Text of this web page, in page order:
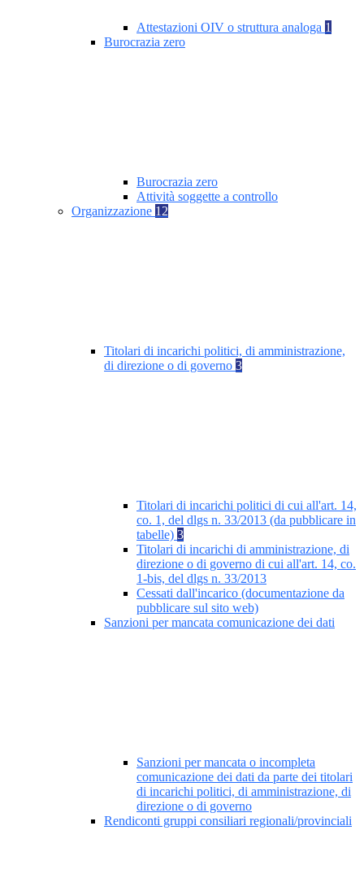
Attestazioni OIV o struttura analoga 1
Burocrazia zero
Burocrazia zero
Attività soggette a controllo
Organizzazione 12
Titolari di incarichi politici, di amministrazione,
di direzione o di governo 3
Titolari di incarichi politici di cui all'art. 14,
co. 1, del dlgs n. 33/2013 (da pubblicare in
tabelle) 3
Titolari di incarichi di amministrazione, di
direzione o di governo di cui all'art. 14, co.
1-bis, del dlgs n. 33/2013
Cessati dall'incarico (documentazione da
pubblicare sul sito web)
Sanzioni per mancata comunicazione dei dati
Sanzioni per mancata o incompleta
comunicazione dei dati da parte dei titolari
di incarichi politici, di amministrazione, di
direzione o di governo
Rendiconti gruppi consiliari regionali/provinciali